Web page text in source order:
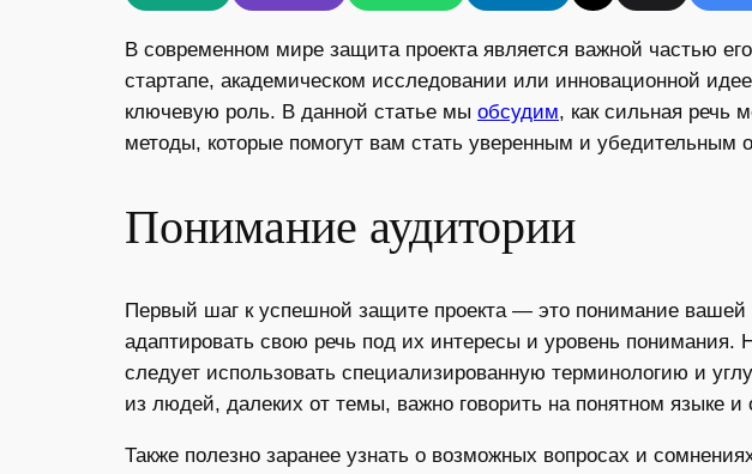
В современном мире защита проекта является важной частью
стартапе, академическом исследовании или инновационной
ключевую роль. В данной статье мы обсудим, как сильная речь
методы, которые помогут вам стать уверенным и убедительным
Понимание аудитории
Первый шаг к успешной защите проекта — это понимание
адаптировать свою речь под их интересы и уровень
следует использовать специализированную терминологию и
из людей, далеких от темы, важно говорить на понятном языке
Также полезно заранее узнать о возможных вопросах и